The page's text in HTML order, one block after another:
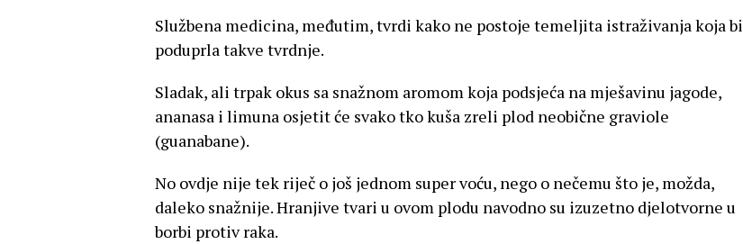
Službena medicina, međutim, tvrdi kako ne postoje temeljita istraživanja koja bi
poduprla takve tvrdnje.
Sladak, ali trpak okus sa snažnom aromom koja podsjeća na mješavinu jagode,
ananasa i limuna osjetit će svako tko kuša zreli plod neobične graviole
(guanabane).
No ovdje nije tek riječ o još jednom super voću, nego o nečemu što je, možda,
daleko snažnije. Hranjive tvari u ovom plodu navodno su izuzetno djelotvorne u
borbi protiv raka.